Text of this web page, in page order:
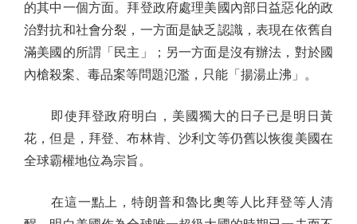
的其中一個方面。拜登政府處理美國內部日益惡化的政
治對抗和社會分裂，一方面是缺乏認識，表現在依舊自
滿美國的所謂「民主」；另一方面是沒有辦法，對於國
內槍殺案、毒品案等問題氾濫，只能「揚湯止沸」。
即使拜登政府明白，美國獨大的日子已是明日黃
花，但是，拜登、布林肯、沙利文等仍舊以恢復美國在
全球霸權地位為宗旨。
在這一點上，特朗普和魯比奧等人比拜登等人清